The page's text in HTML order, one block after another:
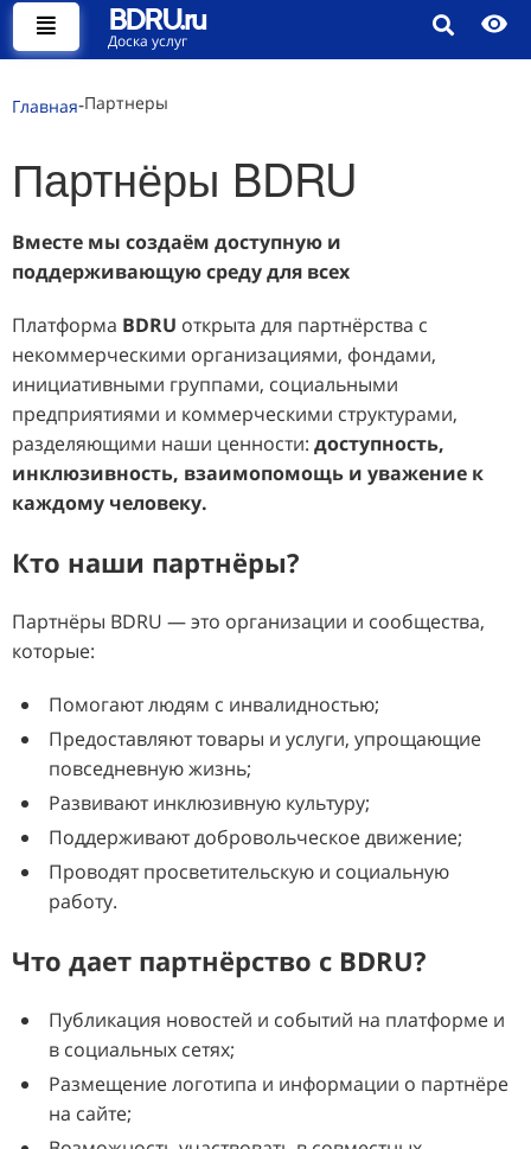
BDRU.ru
Доска услуг
Главная-Партнеры
Партнёры BDRU
Вместе мы создаём доступную и
поддерживающую среду для всех
Платформа BDRU открыта для партнёрства с
некоммерческими организациями, фондами,
инициативными группами, социальными
предприятиями и коммерческими структурами,
разделяющими наши ценности: доступность,
инклюзивность, взаимопомощь и уважение к
каждому человеку.
Кто наши партнёры?
Партнёры BDRU — это организации и сообщества,
которые:
Помогают людям с инвалидностью;
Предоставляют товары и услуги, упрощающие
повседневную жизнь;
Развивают инклюзивную культуру;
Поддерживают добровольческое движение;
Проводят просветительскую и социальную
работу.
Что дает партнёрство с BDRU?
Публикация новостей и событий на платформе и
в социальных сетях;
Размещение логотипа и информации о партнёре
на сайте;